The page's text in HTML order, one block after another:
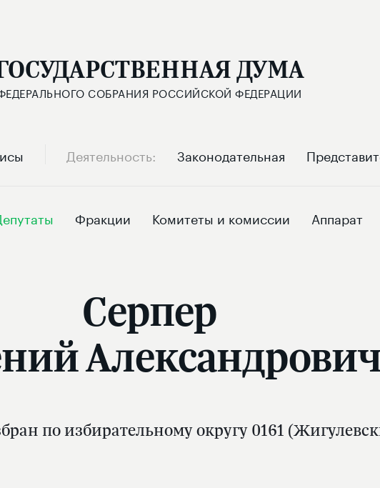
ДУМА
СОБРАНИЯ РОССИЙСКОЙ ФЕДЕРАЦИИ
Деятельность Законодательная
Фракции Комитеты и комиссии Аппарат
Серпер
по избирательному округу 0161